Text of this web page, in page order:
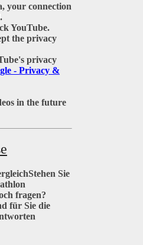
your connection
YouTube.
the privacy
privacy
- Privacy &
in the future
Stehen Sie
fragen?
für Sie die